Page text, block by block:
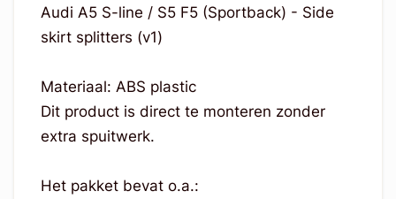
Audi A5 S-line / S5 F5 (Sportback) - Side
skirt splitters (v1)
Materiaal: ABS plastic
Dit product is direct te monteren zonder
extra spuitwerk.
Het pakket bevat o.a.: